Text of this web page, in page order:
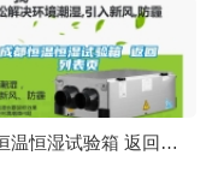
成都恒温恒湿试验箱 返回列表页